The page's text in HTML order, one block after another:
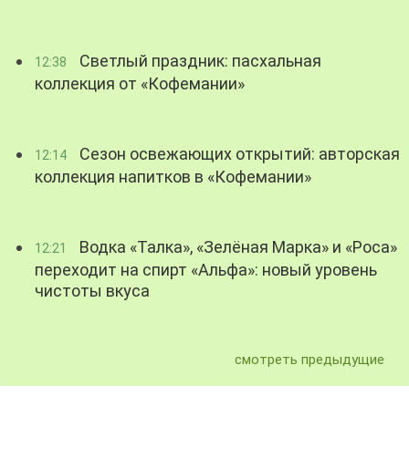
12:38
Светлый праздник: пасхальная
коллекция от «Кофемании»
12:14
Сезон освежающих открытий: авторская
коллекция напитков в «Кофемании»
12:21
Водка «Талка», «Зелёная Марка» и «Роса»
переходит на спирт «Альфа»: новый уровень
чистоты вкуса
смотреть предыдущие